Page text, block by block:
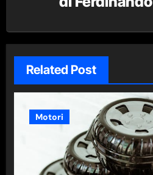
Related Post
Motori